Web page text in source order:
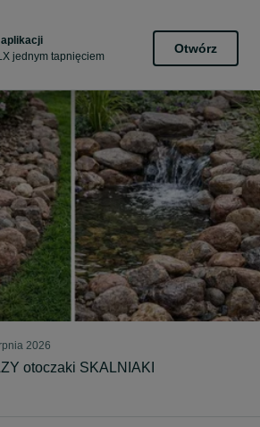
aplikacji
jednym tapnięciem
Otwórz
2026
otoczaki SKALNIAKI